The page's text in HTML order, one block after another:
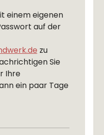
einem eigenen
auf der
zu
Sie
Ihre
ein paar Tage